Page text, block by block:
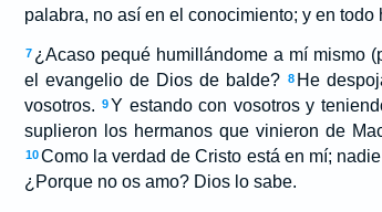
palabra, no así en el conocimiento; y en
7 ¿Acaso pequé humillándome a mí mismo
el evangelio de Dios de balde?
8 He
vosotros. 9Y estando con vosotros y
suplieron los hermanos que vinieron de
10 Como la verdad de Cristo está en mí;
¿Porque no os amo? Dios lo sabe.